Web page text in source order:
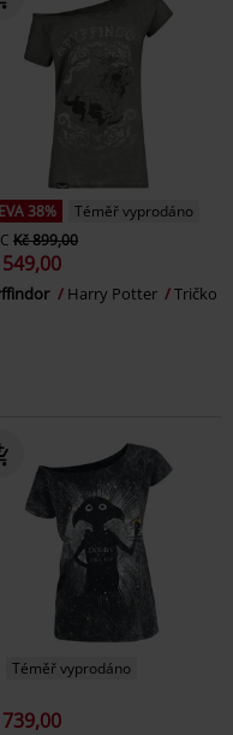
38%
Téměř vyprodáno
Kč 899,00
Harry Potter Tričko
Téměř vyprodáno